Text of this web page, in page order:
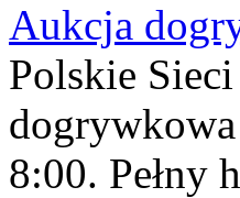
Aukcja
Polskie
8:00. Pełny